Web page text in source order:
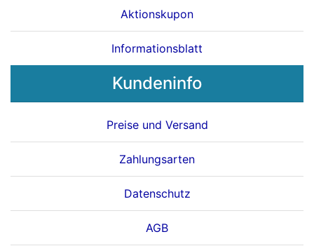
Aktionskupon
Informationsblatt
Kundeninfo
Preise und Versand
Zahlungsarten
Datenschutz
AGB